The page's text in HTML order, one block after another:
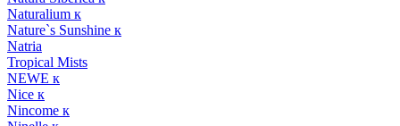
Naturalium к
Nature`s Sunshine к
Natria
Tropical Mists
NEWE к
Nice к
Nincome к